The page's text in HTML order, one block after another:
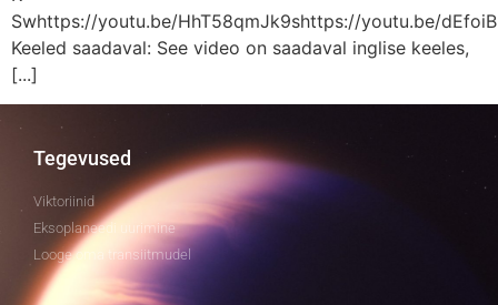
Swhttps://youtu.be/HhT58qmJk9shttps://youtu.be/
Keeled saadaval: See video on saadaval inglise keeles,
[...]
Tegevused
Viktoriinid
Eksoplaneedi uurimine
Looge oma transiitmudel